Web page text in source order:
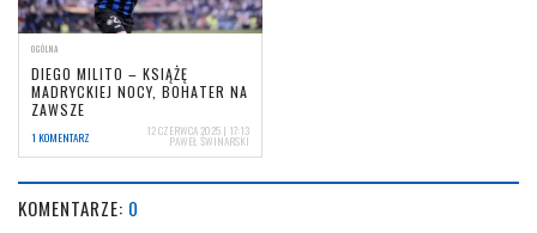
OGÓLNA
DIEGO MILITO – KSIĄŻĘ
MADRYCKIEJ NOCY, BOHATER NA
ZAWSZE
1 KOMENTARZ 12 CZERWCA 2025 | 17:13
PAWEŁ ŚWINARSKI
KOMENTARZE: 0